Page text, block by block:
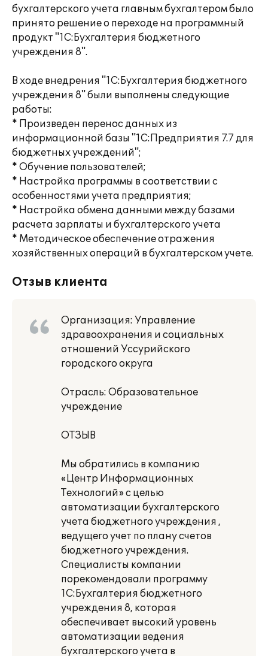
бухгалтерского учета главным бухгалтером было
принято решение о переходе на программный
продукт "1С:Бухгалтерия бюджетного
учреждения 8".
В ходе внедрения "1С:Бухгалтерия бюджетного
учреждения 8" были выполнены следующие
работы:
* Произведен перенос данных из
информационной базы "1С:Предприятия 7.7 для
бюджетных учреждений";
* Обучение пользователей;
* Настройка программы в соответствии с
особенностями учета предприятия;
* Настройка обмена данными между базами
расчета зарплаты и бухгалтерского учета
* Методическое обеспечение отражения
хозяйственных операций в бухгалтерском учете.
Отзыв клиента
Организация: Управление
здравоохранения и социальных
отношений Уссурийского
городского округа
Отрасль: Образовательное
учреждение
ОТЗЫВ
Мы обратились в компанию
«Центр Информационных
Технологий» с целью
автоматизации бухгалтерского
учета бюджетного учреждения ,
ведущего учет по плану счетов
бюджетного учреждения.
Специалисты компании
порекомендовали программу
1С:Бухгалтерия бюджетного
учреждения 8, которая
обеспечивает высокий уровень
автоматизации ведения
бухгалтерского учета в